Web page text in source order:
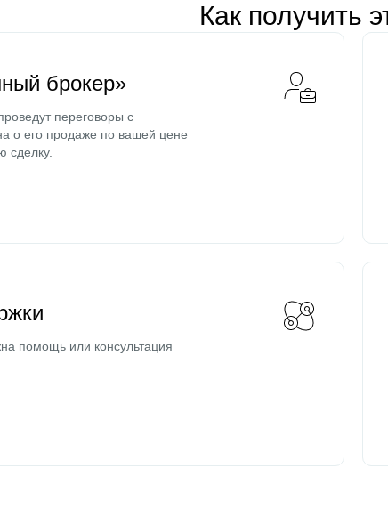
Как получить
брокер»
переговоры с
о его продаже по вашей цене
сделку.
помощь или консультация